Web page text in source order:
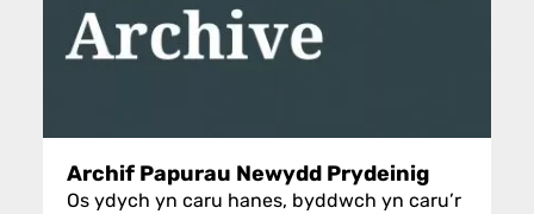
Archif Papurau Newydd Prydeinig
Os ydych yn caru hanes, byddwch yn caru’r